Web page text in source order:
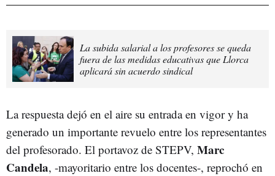
La subida salarial a los profesores se queda
fuera de las medidas educativas que Llorca
aplicará sin acuerdo sindical
La respuesta dejó en el aire su entrada en vigor y ha
generado un importante revuelo entre los representantes
del profesorado. El portavoz de STEPV, Marc
Candela, -mayoritario entre los docentes-, reprochó en